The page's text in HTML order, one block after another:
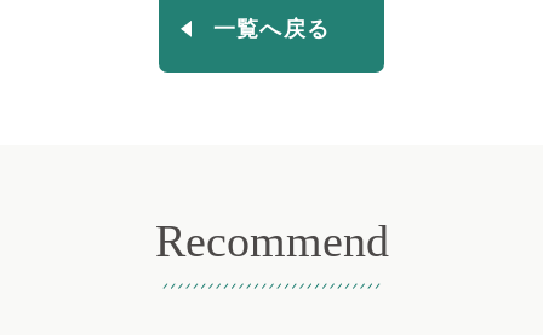
一覧へ戻る
Recommend